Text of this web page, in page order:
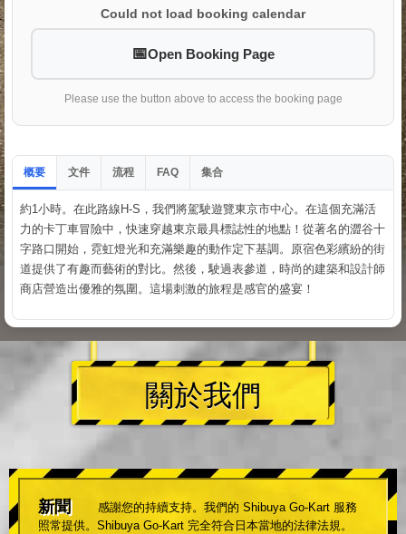
Could not load booking calendar
Open Booking Page
Please use the button above to access the booking page
概要 文件 流程 FAQ 集合
約1小時。在此路線H-S，我們將駕駛遊覽東京市中心。在這個充滿活
力的卡丁車冒險中，快速穿越東京最具標誌性的地點！從著名的澀谷十
字路口開始，霓虹燈光和充滿樂趣的動作定下基調。原宿色彩繽紛的街
道提供了有趣而藝術的對比。然後，駛過表參道，時尚的建築和設計師
商店營造出優雅的氛圍。這場刺激的旅程是感官的盛宴！
關於我們
新聞
感謝您的持續支持。我們的 Shibuya Go-Kart 服務
照常提供。Shibuya Go-Kart 完全符合日本當地的法律法規。